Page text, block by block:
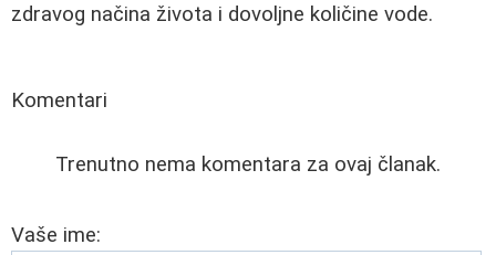
zdravog načina života i dovoljne količine vode.
Komentari
Trenutno nema komentara za ovaj članak.
Vaše ime: